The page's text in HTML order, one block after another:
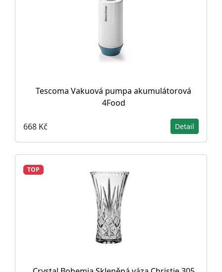
Tescoma Vakuová pumpa akumulátorová
4Food
668 Kč Detail
TOP